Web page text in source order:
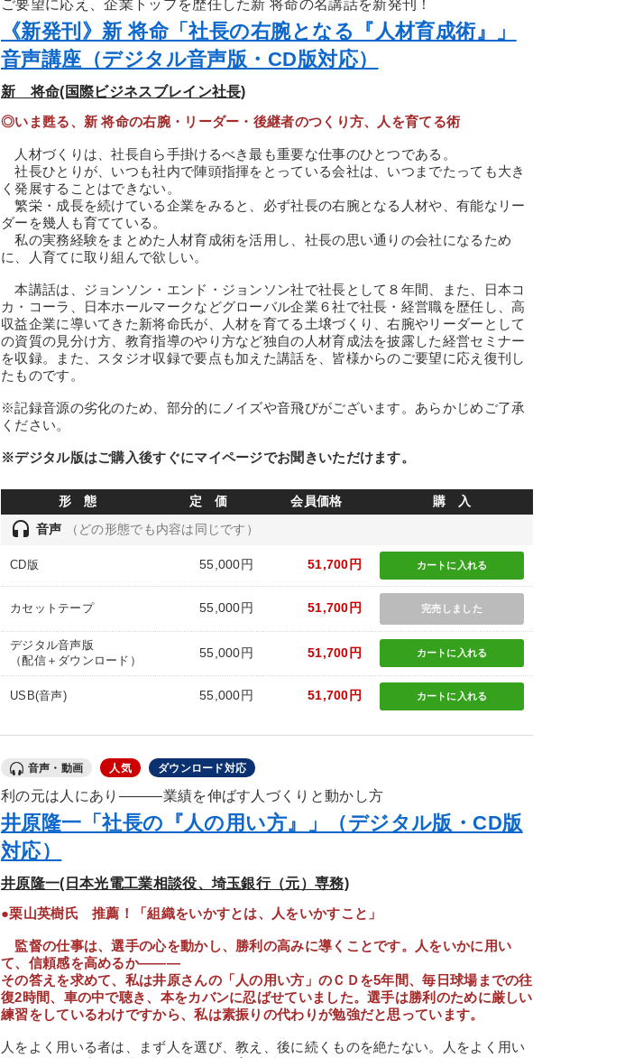
ご要望に応え、企業トップを歴任した新 将命の名講話を新発刊！
《新発刊》新 将命「社長の右腕となる『人材育成術』」
音声講座（デジタル音声版・CD版対応）
新 将命(国際ビジネスブレイン社長)
◎いま甦る、新 将命の右腕・リーダー・後継者のつくり方、人を育てる術
人材づくりは、社長自ら手掛けるべき最も重要な仕事のひとつである。
社長ひとりが、いつも社内で陣頭指揮をとっている会社は、いつまでたっても大き
く発展することはできない。
繁栄・成長を続けている企業をみると、必ず社長の右腕となる人材や、有能なリー
ダーを幾人も育てている。
私の実務経験をまとめた人材育成術を活用し、社長の思い通りの会社になるため
に、人育てに取り組んで欲しい。
本講話は、ジョンソン・エンド・ジョンソン社で社長として８年間、また、日本コ
カ・コーラ、日本ホールマークなどグローバル企業６社で社長・経営職を歴任し、高
収益企業に導いてきた新将命氏が、人材を育てる土壌づくり、右腕やリーダーとして
の資質の見分け方、教育指導のやり方など独自の人材育成法を披露した経営セミナー
を収録。また、スタジオ収録で要点も加えた講話を、皆様からのご要望に応え復刊し
たものです。
※記録音源の劣化のため、部分的にノイズや音飛びがございます。あらかじめご了承
ください。
※デジタル版はご購入後すぐにマイページでお聞きいただけます。
形 態 定 価 会員価格 購 入
headset 音声 （どの形態でも内容は同じです）
CD版 55,000円 51,700円 カートに 入れる
カセットテープ 55,000円 51,700円 完売しました
デジタル音声版
（配信＋ダウンロード）
55,000円 51,700円 カートに 入れる
USB(音声) 55,000円 51,700円 カートに 入れる
音声・動画 人気 ダウンロード対応
利の元は人にあり―――業績を伸ばす人づくりと動かし方
井原隆一「社長の『人の用い方』」（デジタル版・CD版
対応）
井原隆一(日本光電工業相談役、埼玉銀行（元）専務)
●栗山英樹氏 推薦！「組織をいかすとは、人をいかすこと」
監督の仕事は、選手の心を動かし、勝利の高みに導くことです。人をいかに用い
て、信頼感を高めるか―――
その答えを求めて、私は井原さんの「人の用い方」のＣＤを5年間、毎日球場までの往
復2時間、車の中で聴き、本をカバンに忍ばせていました。選手は勝利のために厳しい
練習をしているわけですから、私は素振りの代わりが勉強だと思っています。
人をよく用いる者は、まず人を選び、教え、後に続くものを絶たない。人をよく用い